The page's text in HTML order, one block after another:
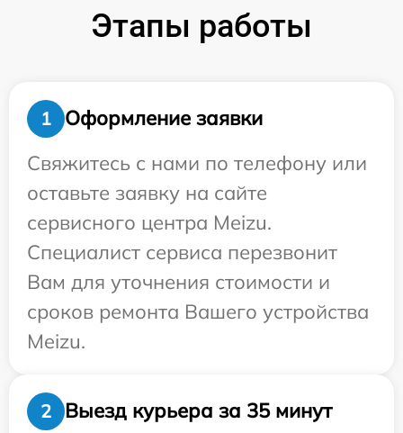
Этапы работы
1
Оформление заявки
Свяжитесь с нами по телефону или
оставьте заявку на сайте
сервисного центра Meizu.
Специалист сервиса перезвонит
Вам для уточнения стоимости и
сроков ремонта Вашего устройства
Meizu.
2
Выезд курьера за 35 минут